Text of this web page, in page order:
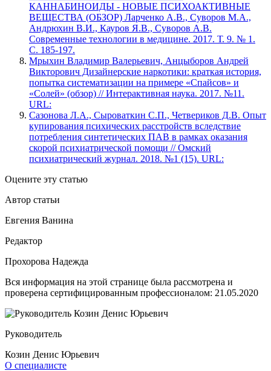
КАННАБИНОИДЫ - НОВЫЕ ПСИХОАКТИВНЫЕ
ВЕЩЕСТВА (ОБЗОР) Ларченко А.В., Суворов М.А.,
Андрюхин В.И., Кауров Я.В., Суворов А.В.
Современные технологии в медицине. 2017. Т. 9. № 1.
С. 185-197.
Мрыхин Владимир Валерьевич, Анцыборов Андрей
Викторович Дизайнерские наркотики: краткая история,
попытка систематизации на примере «Спайсов» и
«Солей» (обзор) // Интерактивная наука. 2017. №11.
URL:
Сазонова Л.А., Сыроваткин С.П., Четвериков Д.В. Опыт
купирования психических расстройств вследствие
потребления синтетических ПАВ в рамках оказания
скорой психиатрической помощи // Омский
психиатрический журнал. 2018. №1 (15). URL:
Оцените эту статью
Автор статьи
Евгения Ванина
Редактор
Прохорова Надежда
Вся информация на этой странице была рассмотрена и
проверена сертифицированным профессионалом: 21.05.2020
Руководитель
Козин Денис Юрьевич
О специалисте